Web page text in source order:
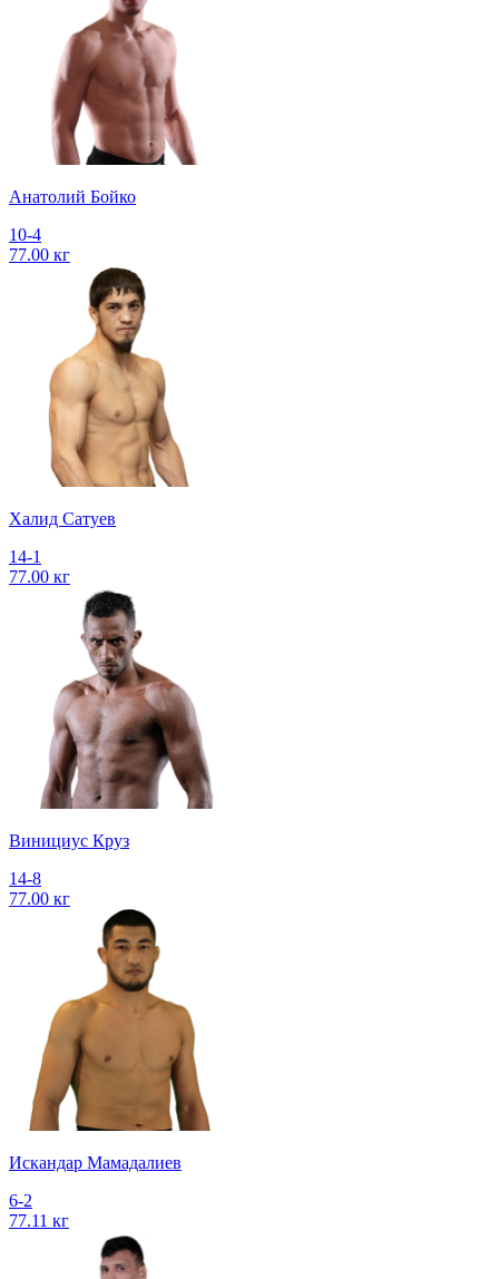
Анатолий Бойко
10-4
77.00 кг
Халид Сатуев
14-1
77.00 кг
Винициус Круз
14-8
77.00 кг
Искандар Мамадалиев
6-2
77.11 кг